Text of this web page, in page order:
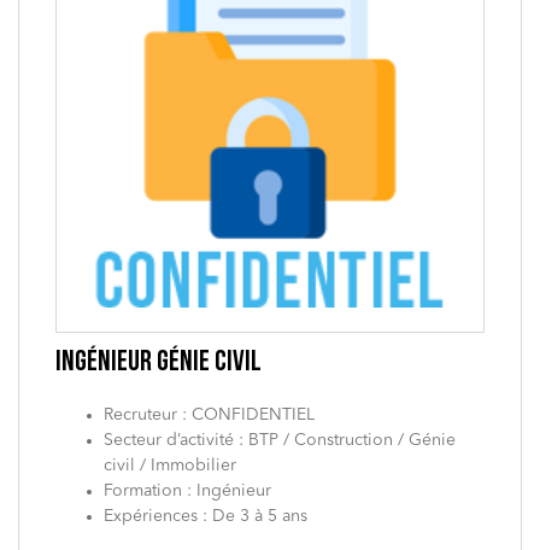
INGÉNIEUR GÉNIE CIVIL
Recruteur : CONFIDENTIEL
Secteur d’activité : BTP / Construction / Génie
civil / Immobilier
Formation : Ingénieur
Expériences : De 3 à 5 ans